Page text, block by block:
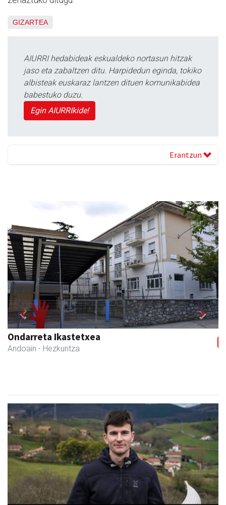
GIZARTEA
AIURRI hedabideak eskualdeko nortasun hitzak
jaso eta zabaltzen ditu. Harpidedun eginda, tokiko
albisteak euskaraz lantzen dituen komunikabidea
babestuko duzu.
Egin AIURRIkide!
Erantzun
Ondarreta Ikastetxea
Andoain - Hezkuntza
Previous Next